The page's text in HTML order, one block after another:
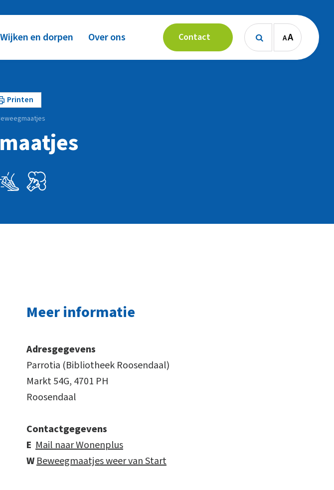
Wijken en dorpen Over ons Contact  AA
Printen
Meer informatie
Adresgegevens
Parrotia (Bibliotheek Roosendaal)
Markt 54G, 4701 PH
Roosendaal
Contactgegevens
E Mail naar Wonenplus
WBeweegmaatjes weer van Start